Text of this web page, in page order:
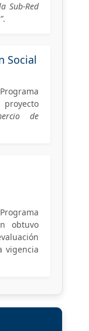
Sub-Red
.
Social
proyecto
de
obtuvo
vigencia